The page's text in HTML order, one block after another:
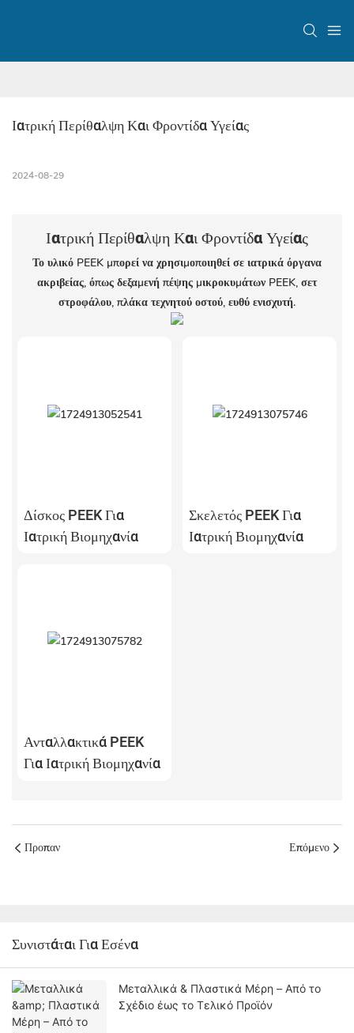
Ιατρική Περίθαλψη Και Φροντίδα Υγείας
2024-08-29
Ιατρική Περίθαλψη Και Φροντίδα Υγείας
Το υλικό PEEK μπορεί να χρησιμοποιηθεί σε ιατρικά όργανα
ακριβείας, όπως δεξαμενή πέψης μικροκυμάτων PEEK, σετ
στροφάλου, πλάκα τεχνητού οστού, ευθύ ενισχυτή.
Δίσκος PEEK Για
Ιατρική Βιομηχανία
Σκελετός PEEK Για
Ιατρική Βιομηχανία
Ανταλλακτικά PEEK
Για Ιατρική Βιομηχανία
Προπαν Επόμενο
Συνιστάται Για Εσένα
Μεταλλικά & Πλαστικά Μέρη – Από το
Σχέδιο έως το Τελικό Προϊόν